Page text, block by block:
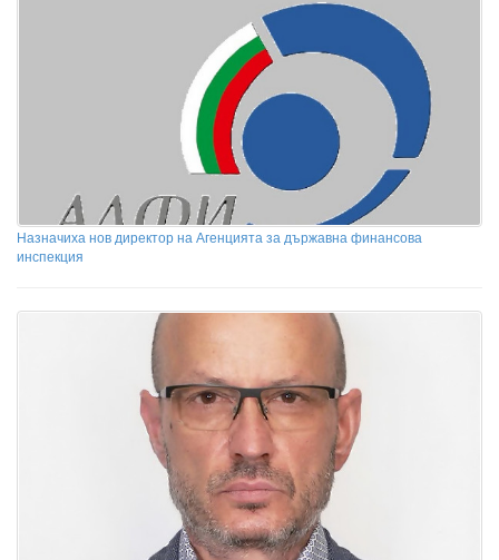
Назначиха нов директор на Агенцията за държавна финансова
инспекция